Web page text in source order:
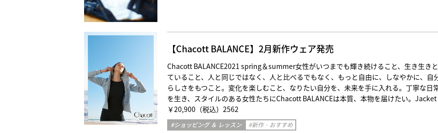
【Chacott BALANCE】2月新作ウェア発売
Chacott BALANCE2021 spring＆summer女性がいつまでも輝き続けること、生き生き
ていること、人と同じではなく、人と比べるでもなく、もっと自由に、しなやかに、自
らしさをもつこと。変化を楽しむこと、なりたい自分を、未来を手に入れる。丁寧な日
を生き、スタイルのある女性たちにChacott BALANCEは本質、本物を届けたい。Jacket
￥20,900（税込）2562
#ショッピング ＆ レッスン #新作・おすすめ